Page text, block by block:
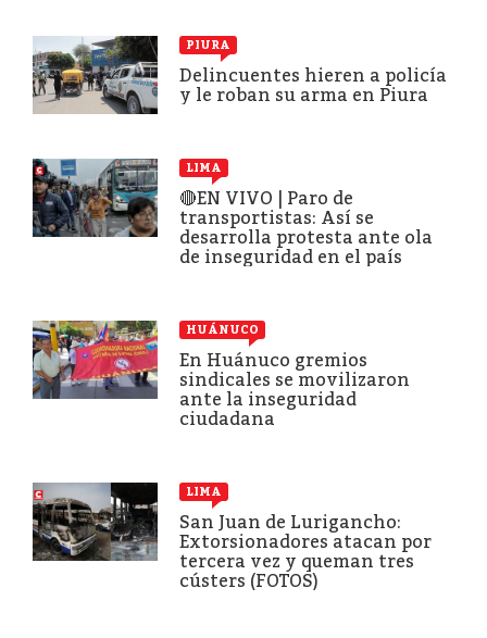
PIURA
Delincuentes hieren a policía
y le roban su arma en Piura
LIMA
🔴EN VIVO | Paro de
transportistas: Así se
desarrolla protesta ante ola
de inseguridad en el país
HUÁNUCO
En Huánuco gremios
sindicales se movilizaron
ante la inseguridad
ciudadana
LIMA
San Juan de Lurigancho:
Extorsionadores atacan por
tercera vez y queman tres
cústers (FOTOS)